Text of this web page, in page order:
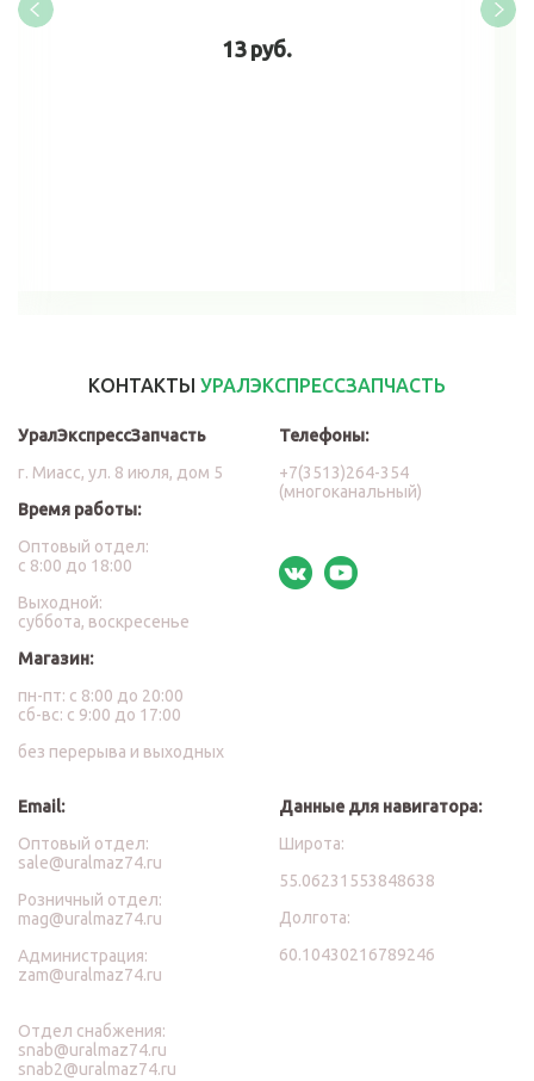
13 руб.
КОНТАКТЫ УРАЛЭКСПРЕССЗАПЧАСТЬ
УралЭкспрессЗапчасть
г. Миасс, ул. 8 июля, дом 5
Время работы:
Оптовый отдел:
с 8:00 до 18:00
Выходной:
суббота, воскресенье
Магазин:
пн-пт: с 8:00 до 20:00
сб-вс: с 9:00 до 17:00
без перерыва и выходных
Телефоны:
+7(3513)264-354
(многоканальный)
Email:
Оптовый отдел:
sale@uralmaz74.ru
Розничный отдел:
mag@uralmaz74.ru
Администрация:
zam@uralmaz74.ru
Отдел снабжения:
snab@uralmaz74.ru
snab2@uralmaz74.ru
Данные для навигатора:
Широта:
55.06231553848638
Долгота:
60.10430216789246